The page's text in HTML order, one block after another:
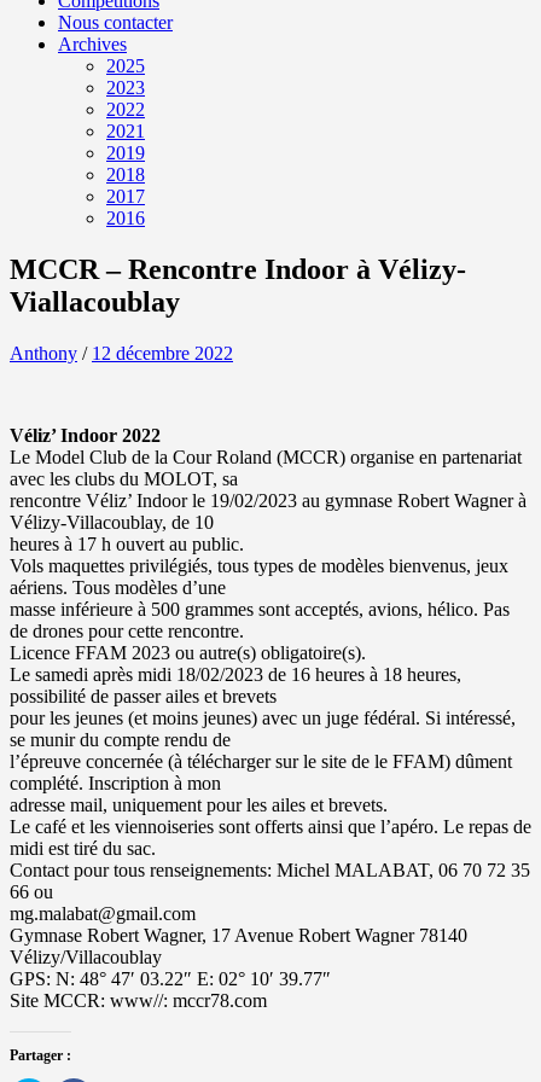
Nous contacter
Archives
2025
2023
2022
2021
2019
2018
2017
2016
MCCR – Rencontre Indoor à Vélizy-
Viallacoublay
Anthony / 12 décembre 2022
Véliz’ Indoor 2022
Le Model Club de la Cour Roland (MCCR) organise en partenariat
avec les clubs du MOLOT, sa
rencontre Véliz’ Indoor le 19/02/2023 au gymnase Robert Wagner à
Vélizy-Villacoublay, de 10
heures à 17 h ouvert au public.
Vols maquettes privilégiés, tous types de modèles bienvenus, jeux
aériens. Tous modèles d’une
masse inférieure à 500 grammes sont acceptés, avions, hélico. Pas
de drones pour cette rencontre.
Licence FFAM 2023 ou autre(s) obligatoire(s).
Le samedi après midi 18/02/2023 de 16 heures à 18 heures,
possibilité de passer ailes et brevets
pour les jeunes (et moins jeunes) avec un juge fédéral. Si intéressé,
se munir du compte rendu de
l’épreuve concernée (à télécharger sur le site de le FFAM) dûment
complété. Inscription à mon
adresse mail, uniquement pour les ailes et brevets.
Le café et les viennoiseries sont offerts ainsi que l’apéro. Le repas de
midi est tiré du sac.
Contact pour tous renseignements: Michel MALABAT, 06 70 72 35
66 ou
mg.malabat@gmail.com
Gymnase Robert Wagner, 17 Avenue Robert Wagner 78140
Vélizy/Villacoublay
GPS: N: 48° 47′ 03.22″ E: 02° 10′ 39.77″
Site MCCR: www//: mccr78.com
Partager :